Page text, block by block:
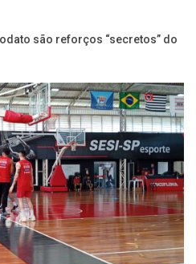
são reforços “secretos” do